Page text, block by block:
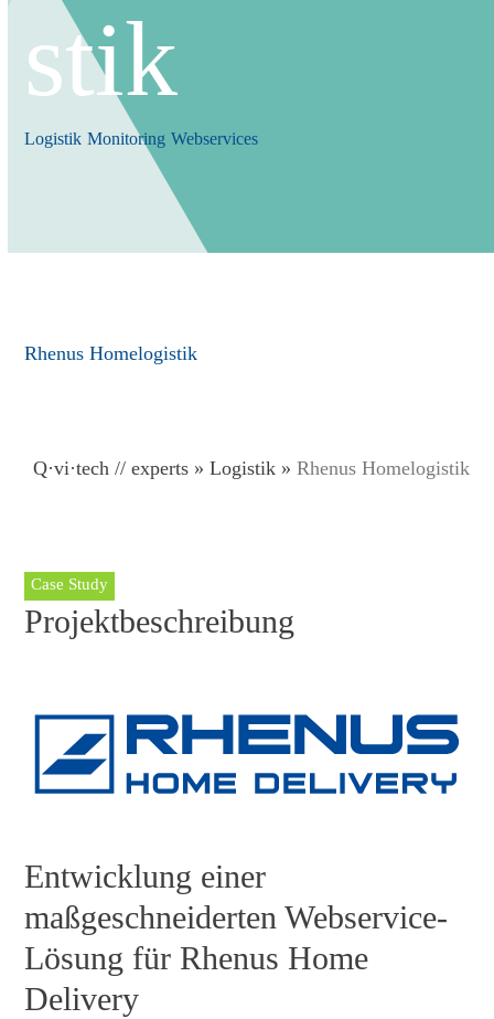
stik
Logistik Monitoring Webservices
Rhenus Homelogistik
Q·vi·tech // experts» Logistik» Rhenus Homelogistik
Projektbeschreibung
Case Study
Entwicklung einer
maßgeschneiderten Webservice-
Lösung für Rhenus Home
Delivery